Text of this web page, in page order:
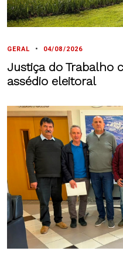
GERAL • 04/08/2026
Justiça do Trabalho
assédio eleitoral